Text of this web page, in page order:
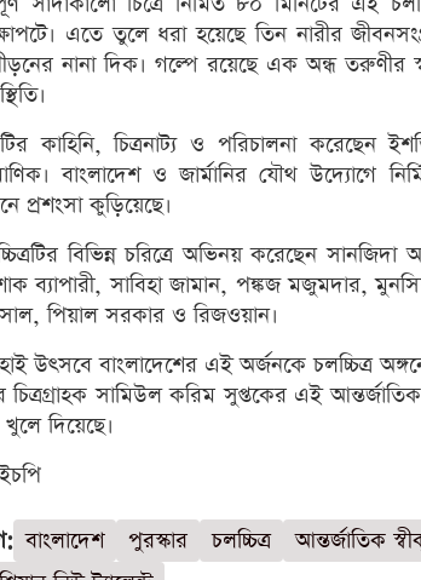
এতে তুলে ধরা হয়েছে তিন নারীর
নানা দিক। গল্পে রয়েছে এক অন্ধ তরুণীর
কাহিনি, চিত্রনাট্য ও পরিচালনা
বাংলাদেশ ও জার্মানির যৌথ উদ্যোগে
প্রশংসা কুড়িয়েছে।
বিভিন্ন চরিত্রে অভিনয় করেছেন
ব্যাপারী, সাবিহা জামান, পঙ্কজ মজুমদার,
পিয়াল সরকার ও রিজওয়ান।
উৎসবে বাংলাদেশের এই অর্জনকে চলচ্চিত্র
চিত্রগ্রাহক সামিউল করিম সুপ্তকের এই
খুলে দিয়েছে।
বাংলাদেশ পুরস্কার চলচ্চিত্র আন্তর্জাতিক